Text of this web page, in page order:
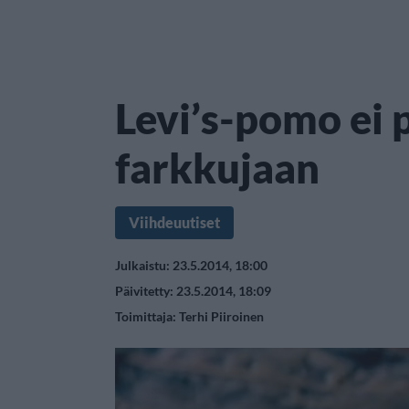
Levi’s-pomo ei
farkkujaan
Viihdeuutiset
Julkaistu: 23.5.2014, 18:00
Päivitetty: 23.5.2014, 18:09
Toimittaja: Terhi Piiroinen